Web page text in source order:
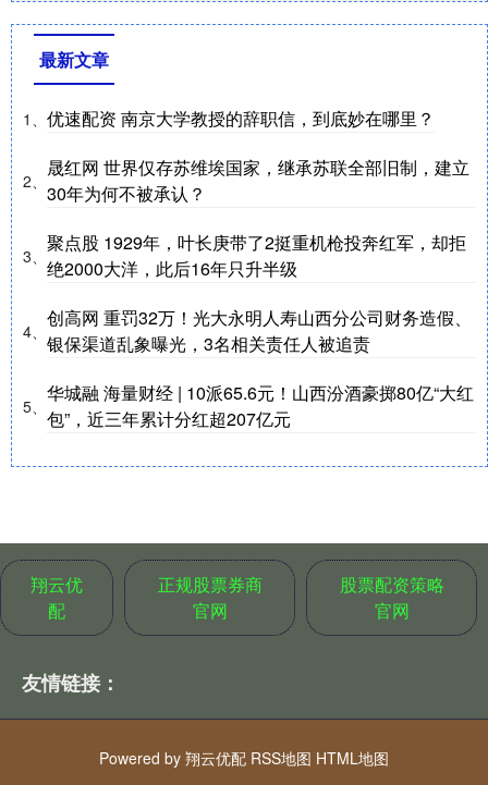
最新文章
1、 优速配资 南京大学教授的辞职信，到底妙在哪里？
2、
晟红网 世界仅存苏维埃国家，继承苏联全部旧制，建立
30年为何不被承认？
3、
聚点股 1929年，叶长庚带了2挺重机枪投奔红军，却拒
绝2000大洋，此后16年只升半级
4、
创高网 重罚32万！光大永明人寿山西分公司财务造假、
银保渠道乱象曝光，3名相关责任人被追责
5、
华城融 海量财经 | 10派65.6元！山西汾酒豪掷80亿“大红
包”，近三年累计分红超207亿元
翔云优
配
正规股票券商
官网
股票配资策略
官网
友情链接：
Powered by 翔云优配 RSS地图 HTML地图